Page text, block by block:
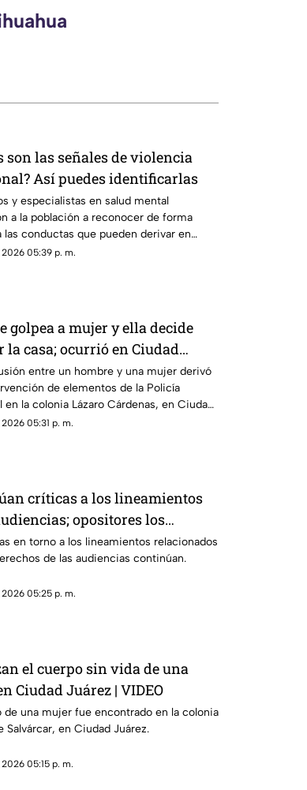
son las señales de violencia
Así puedes identificarlas
y especialistas en salud mental
a la población a reconocer de forma
las conductas que pueden derivar en
05:39 p. m.
golpea a mujer y ella decide
la casa; ocurrió en Ciudad
VIDEOentre un hombre y una mujer derivó
de elementos de la Policía
en la colonia Lázaro Cárdenas, en Ciudad
05:31 p. m.
críticas a los lineamientos
opositores los
como un mecanismo de
en torno a los lineamientos relacionados
de las audiencias continúan.
05:25 p. m.
el cuerpo sin vida de una
Ciudad Juárez | VIDEO
de una mujer fue encontrado en la colonia
Salvárcar, en Ciudad Juárez.
05:15 p. m.